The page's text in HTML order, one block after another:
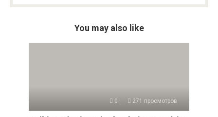
You may also like
0 271 просмотров